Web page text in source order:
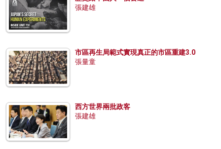
張建雄
市區再生局範式實現真正的市區重建3.0
張量童
西方世界兩批政客
張建雄